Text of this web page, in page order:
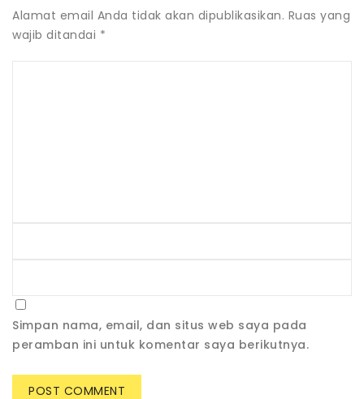
Alamat email Anda tidak akan dipublikasikan. Ruas yang
wajib ditandai *
Simpan nama, email, dan situs web saya pada
peramban ini untuk komentar saya berikutnya.